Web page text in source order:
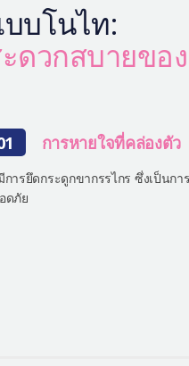
บโนไท:
ดวกสบายขอ
การหายใจที่คล่องตัว
การยึดกระดูกขากรรไกร ซึ่งเป็นก
ดภัย